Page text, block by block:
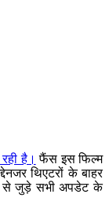
है। फैंस इस फिल्म
थिएटरों के बाहर
से जुड़े सभी अपडेट के